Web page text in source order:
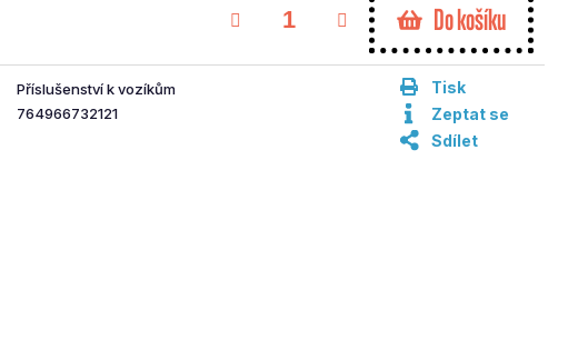
Do košíku
Příslušenství k vozíkům
764966732121
Tisk
Zeptat se
Sdílet